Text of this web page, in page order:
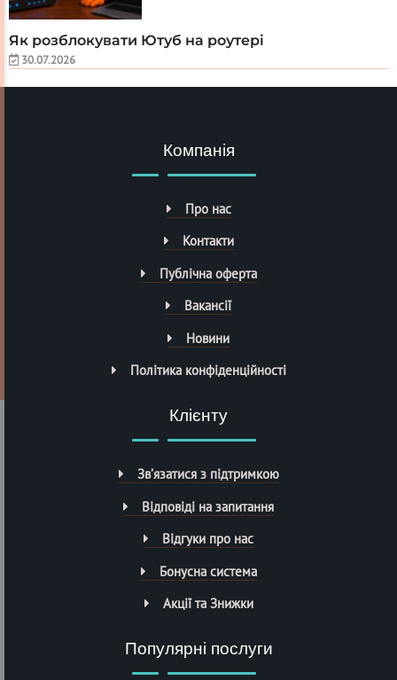
Як розблокувати Ютуб на роутері
30.07.2026
Компанія
Про нас
Контакти
Публічна оферта
Вакансії
Новини
Політика конфіденційності
Клієнту
Зв’язатися з підтримкою
Відповіді на запитання
Відгуки про нас
Бонусна система
Акції та Знижки
Популярні послуги